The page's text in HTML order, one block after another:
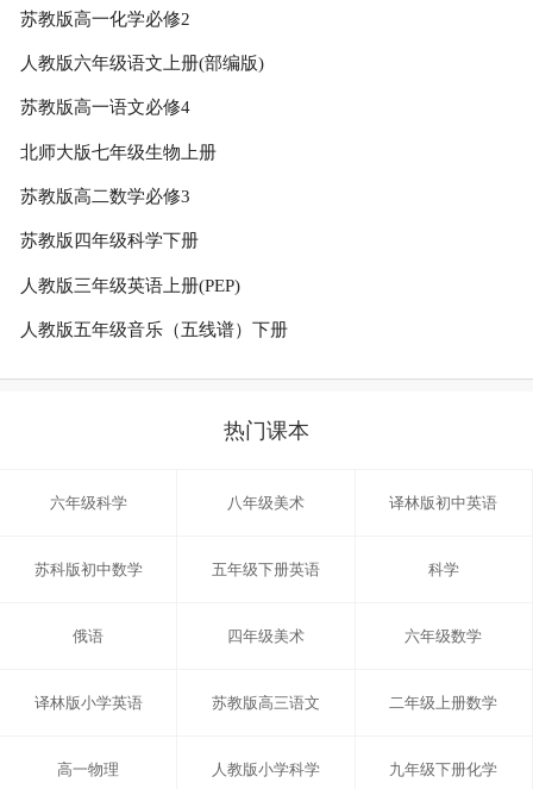
苏教版高一化学必修2
人教版六年级语文上册(部编版)
苏教版高一语文必修4
北师大版七年级生物上册
苏教版高二数学必修3
苏教版四年级科学下册
人教版三年级英语上册(PEP)
人教版五年级音乐（五线谱）下册
热门课本
六年级科学 八年级美术 译林版初中英语
苏科版初中数学 五年级下册英语 科学
俄语 四年级美术 六年级数学
译林版小学英语 苏教版高三语文 二年级上册数学
高一物理 人教版小学科学 九年级下册化学